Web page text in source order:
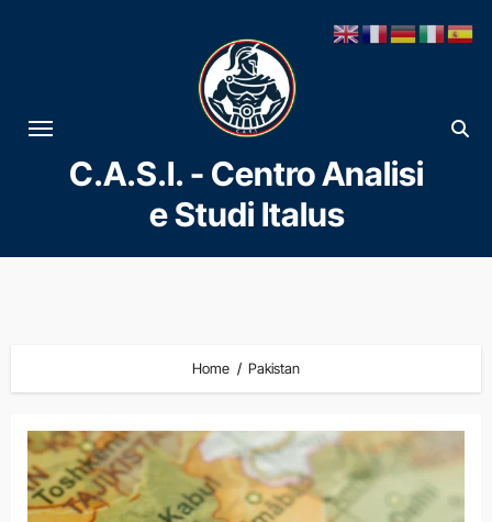
al
contenuto
C.A.S.I. - Centro Analisi
e Studi Italus
Home Pakistan